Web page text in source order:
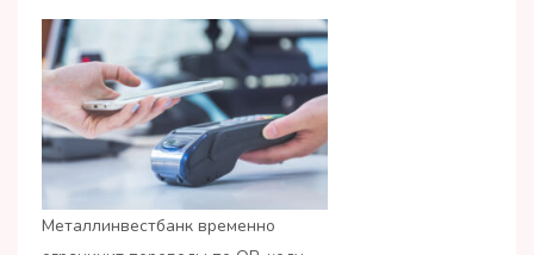
Металлинвестбанк временно